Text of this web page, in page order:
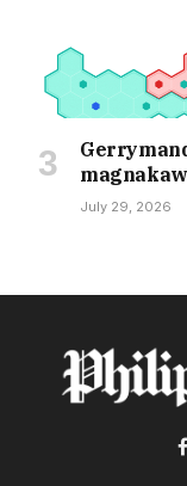
July 29, 2026